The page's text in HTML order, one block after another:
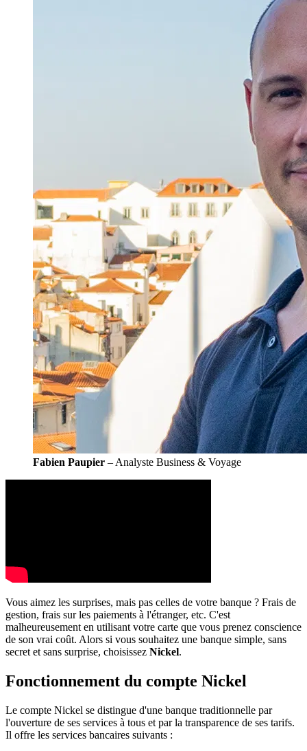
Fabien Paupier – Analyste Business & Voyage
Vous aimez les surprises, mais pas celles de votre banque ? Frais de
gestion, frais sur les paiements à l'étranger, etc. C'est
malheureusement en utilisant votre carte que vous prenez conscience
de son vrai coût. Alors si vous souhaitez une banque simple, sans
secret et sans surprise, choisissez Nickel.
Fonctionnement du compte Nickel
Le compte Nickel se distingue d'une banque traditionnelle par
l'ouverture de ses services à tous et par la transparence de ses tarifs.
Il offre les services bancaires suivants :